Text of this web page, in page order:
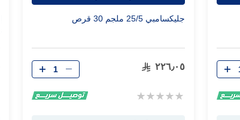
جليكسامبي 25/5 ملجم 30 قرص
٢٢٦٫٠٥
Rating:
الكمية